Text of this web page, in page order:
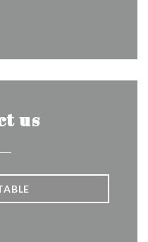
((opens in a new
us